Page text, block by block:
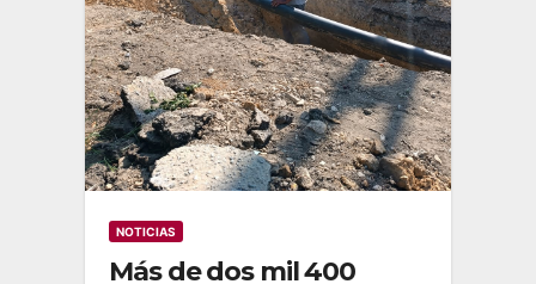
NOTICIAS
Más de dos mil 400